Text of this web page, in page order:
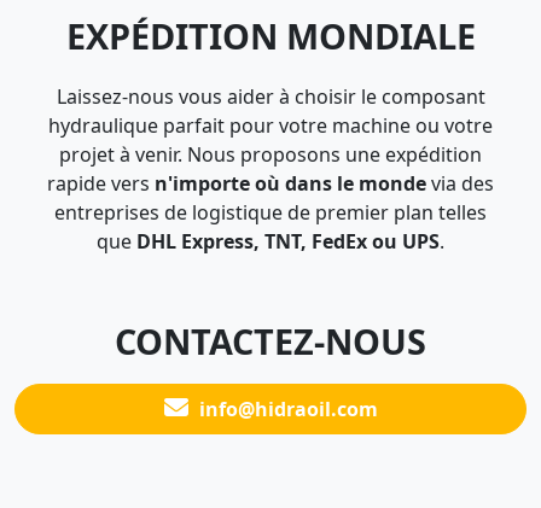
EXPÉDITION MONDIALE
Laissez-nous vous aider à choisir le composant
hydraulique parfait pour votre machine ou votre
projet à venir. Nous proposons une expédition
rapide vers n'importe où dans le mondevia des
entreprises de logistique de premier plan telles
que DHL Express, TNT, FedEx ou UPS.
CONTACTEZ-NOUS
info@hidraoil.com